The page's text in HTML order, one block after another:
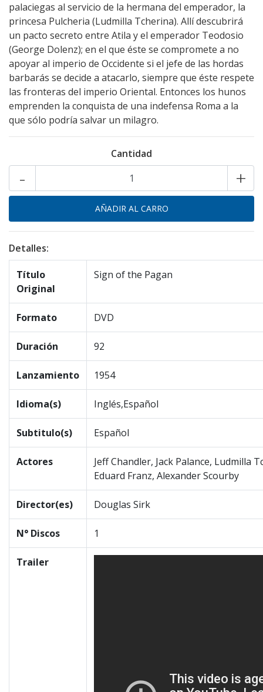
palaciegas al servicio de la hermana del emperador, la
princesa Pulcheria (Ludmilla Tcherina). Allí descubrirá
un pacto secreto entre Atila y el emperador Teodosio
(George Dolenz); en el que éste se compromete a no
apoyar al imperio de Occidente si el jefe de las hordas
barbarás se decide a atacarlo, siempre que éste respete
las fronteras del imperio Oriental. Entonces los hunos
emprenden la conquista de una indefensa Roma a la
que sólo podría salvar un milagro.
Cantidad
+
-
Detalles:
Título
Original
Sign of the Pagan
Formato DVD
Duración 92
Lanzamiento 1954
Idioma(s) Inglés,Español
Subtitulo(s) Español
Actores
Jeff Chandler, Jack Palance, Ludmilla
Eduard Franz, Alexander Scourby
Director(es) Douglas Sirk
N° Discos 1
Trailer